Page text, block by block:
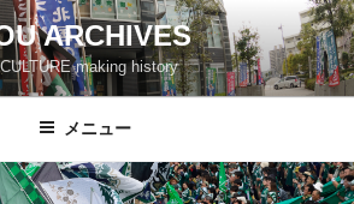
ARCHIVES
making history
メニュー